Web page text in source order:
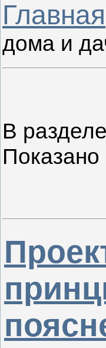
Главная
дома и
В